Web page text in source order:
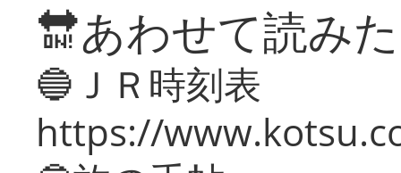
🔛あわせて読み
🔵ＪＲ時刻表
https://